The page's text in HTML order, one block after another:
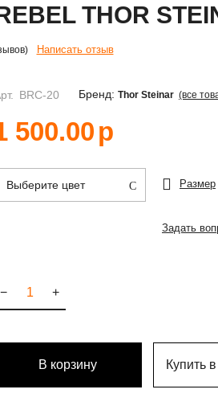
THOR
Написать отзыв
BRC-20 Бренд: Thor Steinar (все
500.00р
Выберите цвет Размер
Задать
+
−
В корзину Купить